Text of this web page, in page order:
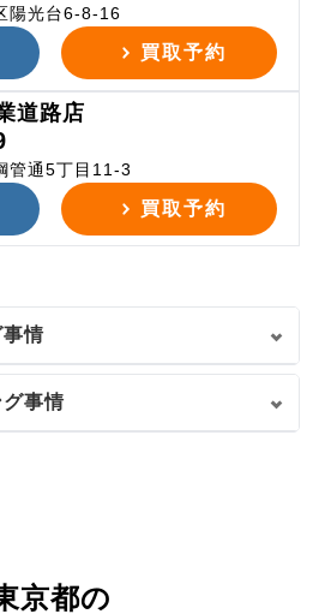
陽光台6-8-16
買取予約
道路店
管通5丁目11-3
買取予約
情
事情
京都の